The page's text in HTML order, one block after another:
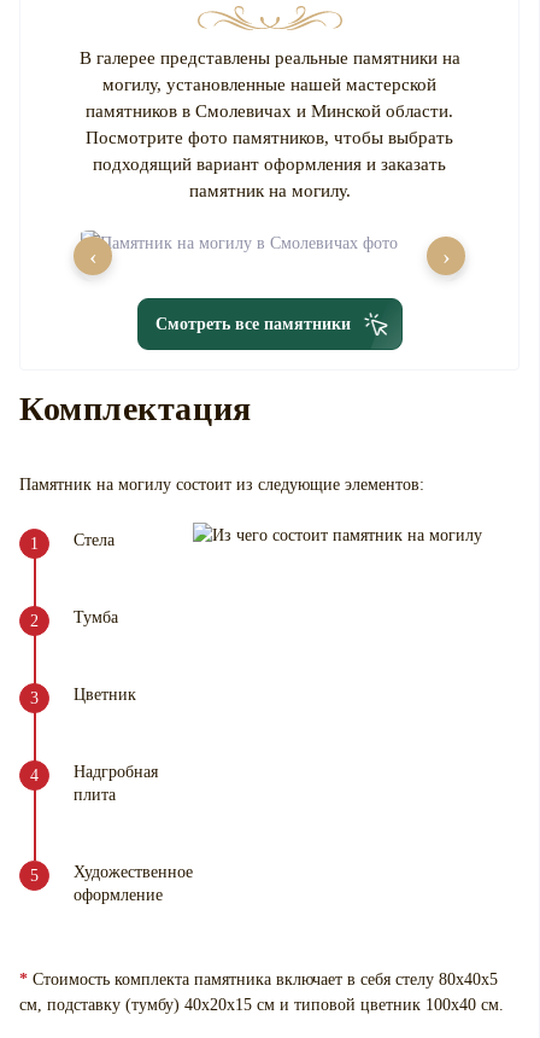
В галерее представлены реальные памятники на
могилу, установленные нашей мастерской
памятников в Смолевичах и Минской области.
Посмотрите фото памятников, чтобы выбрать
подходящий вариант оформления и заказать
памятник на могилу.
‹ ›
Смотреть все памятники
Комплектация
Памятник на могилу состоит из следующие элементов:
Стела
Тумба
Цветник
Надгробная
плита
Художественное
оформление
* Стоимость комплекта памятника включает в себя стелу 80х40х5
см, подставку (тумбу) 40х20х15 см и типовой цветник 100х40 см.